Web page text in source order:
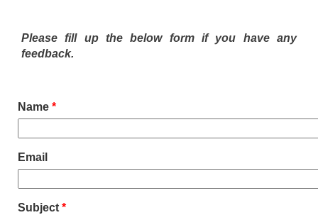
Please fill up the below form if you have any
feedback.
Name *
Email
Subject *